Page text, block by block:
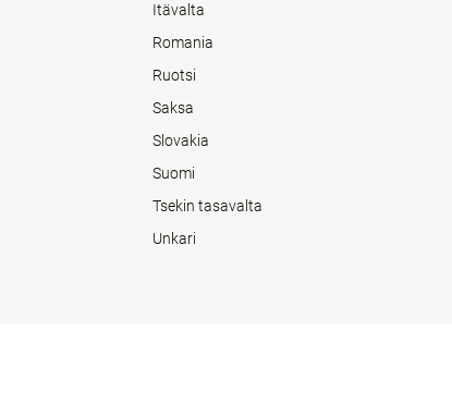
Itävalta
Romania
Ruotsi
Saksa
Slovakia
Suomi
Tsekin tasavalta
Unkari